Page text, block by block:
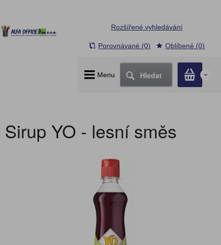
Menu Hledat 0
Rozšířené vyhledávání
Porovnávané (0) Oblíbené (0)
Sirup YO - lesní směs